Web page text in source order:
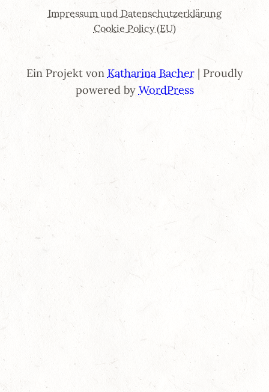
Impressum und Datenschutzerklärung
Cookie Policy (EU)
Ein Projekt von Katharina Bacher| Proudly
powered by WordPress